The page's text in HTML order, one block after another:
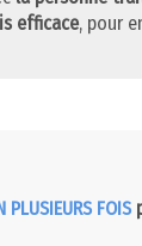
efficace, pour
FOIS